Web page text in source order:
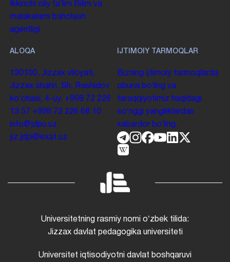
Ikkinchi oliy taʼlim Bilim va
malakalarni baholash
agentligi
ALOQA
130100. Jizzax viloyati,
Jizzax shahri, Sh. Rashidov
koʻchasi, 4-uy. +998 72 226
13 57 +998 72 226 68 10
info@jdpu.uz
jiz.jdpi@exat.uz
IJTIMOIY TARMOQLAR
Bizning ijtimoiy tarmoqlarda
obuna boʻling va
taraqqiyotimiz haqidagi
soʻnggi yangiliklardan
xabardor boʻling.
Universitetning rasmiy nomi oʻzbek tilida:
Jizzax davlat pedagogika universiteti
Universitet iqtisodiyotni davlat boshqaruvi